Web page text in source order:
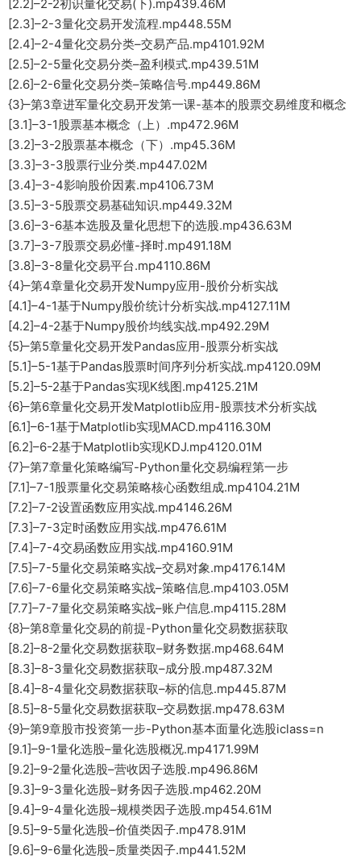
[2.2]–2-2初识量化交易(下).mp439.46M
[2.3]–2-3量化交易开发流程.mp448.55M
[2.4]–2-4量化交易分类–交易产品.mp4101.92M
[2.5]–2-5量化交易分类–盈利模式.mp439.51M
[2.6]–2-6量化交易分类–策略信号.mp449.86M
{3}–第3章进军量化交易开发第一课-基本的股票交易维度和概念
[3.1]–3-1股票基本概念（上）.mp472.96M
[3.2]–3-2股票基本概念（下）.mp45.36M
[3.3]–3-3股票行业分类.mp447.02M
[3.4]–3-4影响股价因素.mp4106.73M
[3.5]–3-5股票交易基础知识.mp449.32M
[3.6]–3-6基本选股及量化思想下的选股.mp436.63M
[3.7]–3-7股票交易必懂-择时.mp491.18M
[3.8]–3-8量化交易平台.mp4110.86M
{4}–第4章量化交易开发Numpy应用-股价分析实战
[4.1]–4-1基于Numpy股价统计分析实战.mp4127.11M
[4.2]–4-2基于Numpy股价均线实战.mp492.29M
{5}–第5章量化交易开发Pandas应用-股票分析实战
[5.1]–5-1基于Pandas股票时间序列分析实战.mp4120.09M
[5.2]–5-2基于Pandas实现K线图.mp4125.21M
{6}–第6章量化交易开发Matplotlib应用-股票技术分析实战
[6.1]–6-1基于Matplotlib实现MACD.mp4116.30M
[6.2]–6-2基于Matplotlib实现KDJ.mp4120.01M
{7}–第7章量化策略编写-Python量化交易编程第一步
[7.1]–7-1股票量化交易策略核心函数组成.mp4104.21M
[7.2]–7-2设置函数应用实战.mp4146.26M
[7.3]–7-3定时函数应用实战.mp476.61M
[7.4]–7-4交易函数应用实战.mp4160.91M
[7.5]–7-5量化交易策略实战–交易对象.mp4176.14M
[7.6]–7-6量化交易策略实战–策略信息.mp4103.05M
[7.7]–7-7量化交易策略实战–账户信息.mp4115.28M
{8}–第8章量化交易的前提-Python量化交易数据获取
[8.2]–8-2量化交易数据获取–财务数据.mp468.64M
[8.3]–8-3量化交易数据获取–成分股.mp487.32M
[8.4]–8-4量化交易数据获取–标的信息.mp445.87M
[8.5]–8-5量化交易数据获取–交易数据.mp478.63M
{9}–第9章股市投资第一步-Python基本面量化选股iclass=n
[9.1]–9-1量化选股–量化选股概况.mp4171.99M
[9.2]–9-2量化选股–营收因子选股.mp496.86M
[9.3]–9-3量化选股–财务因子选股.mp462.20M
[9.4]–9-4量化选股–规模类因子选股.mp454.61M
[9.5]–9-5量化选股–价值类因子.mp478.91M
[9.6]–9-6量化选股–质量类因子.mp441.52M